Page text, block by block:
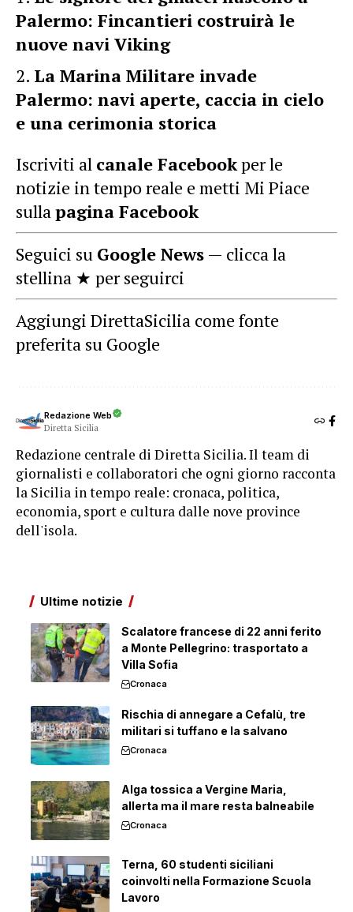
Palermo: Fincantieri costruirà le
nuove navi Viking
La Marina Militare invade
Palermo: navi aperte, caccia in cielo
e una cerimonia storica
Iscriviti al canale Facebookper le
notizie in tempo reale e metti Mi Piace
sullapagina Facebook
Seguici su Google News — clicca la
stellina ★ per seguirci
Aggiungi DirettaSicilia come fonte
preferita su Google
Redazione Web
Diretta Sicilia
Redazione centrale di Diretta Sicilia. Il team di
giornalisti e collaboratori che ogni giorno racconta
la Sicilia in tempo reale: cronaca, politica,
economia, sport e cultura dalle nove province
dell'isola.
Ultime notizie
Scalatore francese di 22 anni ferito
a Monte Pellegrino: trasportato a
Villa Sofia
Cronaca
Rischia di annegare a Cefalù, tre
militari si tuffano e la salvano
Cronaca
Alga tossica a Vergine Maria,
allerta ma il mare resta balneabile
Cronaca
Terna, 60 studenti siciliani
coinvolti nella Formazione Scuola
Lavoro